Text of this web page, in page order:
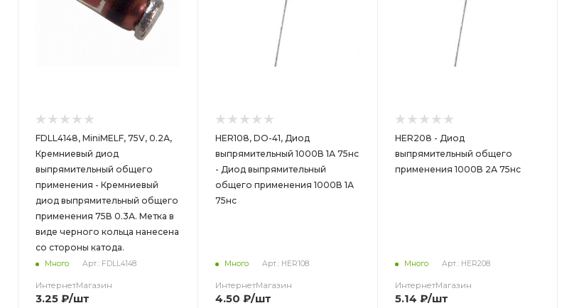
FDLL4148, MiniMELF, 75V, 0.2А,
Кремниевый диод
выпрямительный общего
применения - Кремниевый
диод выпрямительный общего
применения 75В 0.3А. Метка в
виде черного кольца нанесена
со стороны катода.
Много Арт.: FDLL4148
ИнтернетМагазин
3.25 ₽/шт
HER108, DO-41, Диод
выпрямительный 1000В 1А 75нс
- Диод выпрямительный
общего применения 1000В 1А
75нс
Много Арт.: HER108
ИнтернетМагазин
4.50 ₽/шт
HER208 - Диод
выпрямительный общего
применения 1000В 2А 75нс
Много Арт.: HER208
ИнтернетМагазин
5.14 ₽/шт